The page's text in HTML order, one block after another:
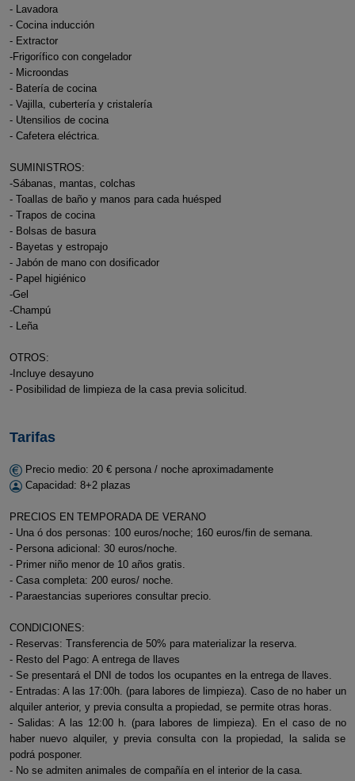
- Lavadora
- Cocina inducción
- Extractor
-Frigorífico con congelador
- Microondas
- Batería de cocina
- Vajilla, cubertería y cristalería
- Utensilios de cocina
- Cafetera eléctrica.
SUMINISTROS:
-Sábanas, mantas, colchas
- Toallas de baño y manos para cada huésped
- Trapos de cocina
- Bolsas de basura
- Bayetas y estropajo
- Jabón de mano con dosificador
- Papel higiénico
-Gel
-Champú
- Leña
OTROS:
-Incluye desayuno
- Posibilidad de limpieza de la casa previa solicitud.
Tarifas
Precio medio: 20 € persona / noche aproximadamente
Capacidad: 8+2 plazas
PRECIOS EN TEMPORADA DE VERANO
- Una ó dos personas: 100 euros/noche; 160 euros/fin de semana.
- Persona adicional: 30 euros/noche.
- Primer niño menor de 10 años gratis.
- Casa completa: 200 euros/ noche.
- Paraestancias superiores consultar precio.
CONDICIONES:
- Reservas: Transferencia de 50% para materializar la reserva.
- Resto del Pago: A entrega de llaves
- Se presentará el DNI de todos los ocupantes en la entrega de llaves.
- Entradas: A las 17:00h. (para labores de limpieza). Caso de no haber un
alquiler anterior, y previa consulta a propiedad, se permite otras horas.
- Salidas: A las 12:00 h. (para labores de limpieza). En el caso de no
haber nuevo alquiler, y previa consulta con la propiedad, la salida se
podrá posponer.
- No se admiten animales de compañía en el interior de la casa.